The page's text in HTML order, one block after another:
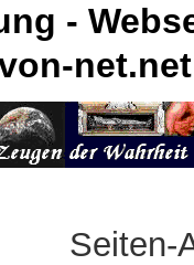
-
net.net
Seiten-